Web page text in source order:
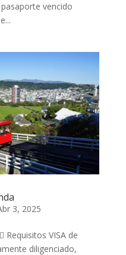
vencido
3, 2025
Requisitos VISA de
diligenciado,